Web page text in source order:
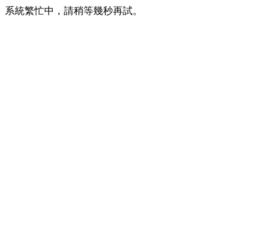
系統繁忙中，請稍等幾秒再試。